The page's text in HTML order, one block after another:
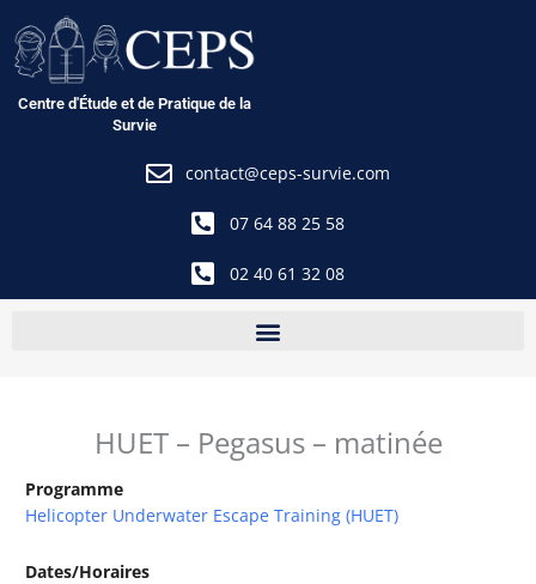
au
contenu
Centre d'Étude et de Pratique de la
Survie
contact@ceps-survie.com
07 64 88 25 58
02 40 61 32 08
HUET – Pegasus – matinée
Programme
Helicopter Underwater Escape Training (HUET)
Dates/Horaires